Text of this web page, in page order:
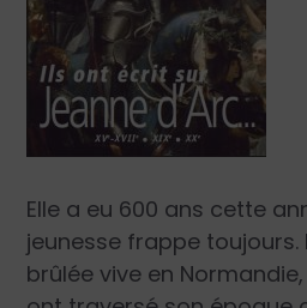
Elle a eu 600 ans cette
jeunesse frappe toujours.
brûlée vive en